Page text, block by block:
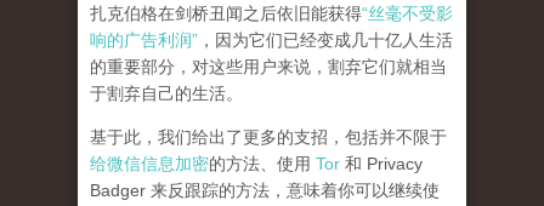
扎克伯格在剑桥丑闻之后依旧能获得“丝毫不受影
响的广告利润” ，因为它们已经变成几十亿人生活
的重要部分，对这些用户来说，割弃它们就相当
于割弃自己的生活。
基于此，我们给出了更多的支招，包括并不限于
给微信信息加密的方法、使用 Tor 和 Privacy
Badger 来反跟踪的方法，意味着你可以继续使